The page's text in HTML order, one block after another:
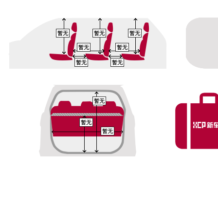
暂无 暂无 暂无
暂无
暂无 暂无
暂无
暂无
暂无
暂无